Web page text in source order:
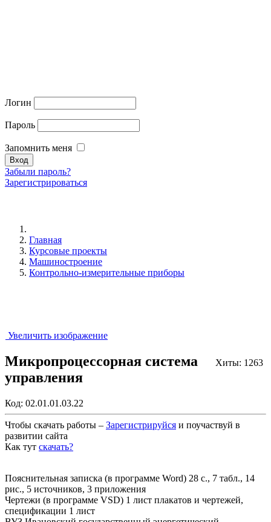
Логин
Пароль
Запомнить меня
Забыли пароль?
Зарегистрироваться
Главная
Курсовые проекты
Машиностроение
Контрольно-измерительные приборы
Увеличить изображение
Хиты: 1263
Микропроцессорная система
управления
Код: 02.01.01.03.22
Чтобы скачать работы – Зарегистрируйся и поучаствуй в
развитии сайта
Как тут скачать?
Пояснительная записка (в программе Word) 28 с., 7 табл., 14
рис., 5 источников, 3 приложения
Чертежи (в программе VSD) 1 лист плакатов и чертежей,
спецификации 1 лист